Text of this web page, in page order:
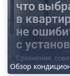
Обзор